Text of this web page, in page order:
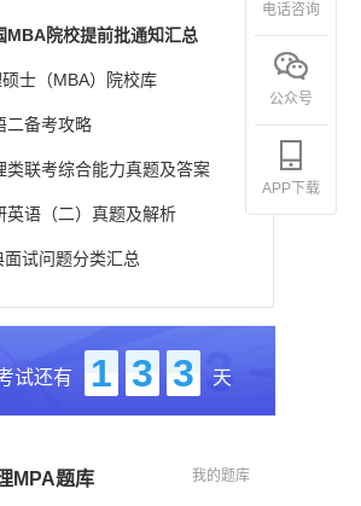
MBA院校提前批通知汇总
士（MBA）院校库
二备考攻略
类联考综合能力真题及答案
英语（二）真题及解析
面试问题分类汇总
近九年各科真题及详细解析
（二）试题库
备考攻略
试还有 1 3 3 天
MPA题库 我的题库
电话咨询
公众号
APP下载